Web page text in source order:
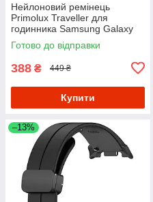
Нейлоновий ремінець
Primolux Traveller для
годинника Samsung Galaxy
Watch 8 (46 mm / 44 mm / 40
mm) - Black
Готово до відправки
388 ₴ 449 ₴
Купити
–13%